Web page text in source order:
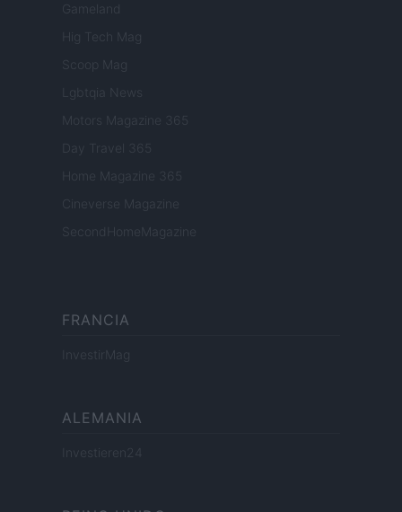
Gameland
Hig Tech Mag
Scoop Mag
Lgbtqia News
Motors Magazine 365
Day Travel 365
Home Magazine 365
Cineverse Magazine
SecondHomeMagazine
FRANCIA
InvestirMag
ALEMANIA
Investieren24